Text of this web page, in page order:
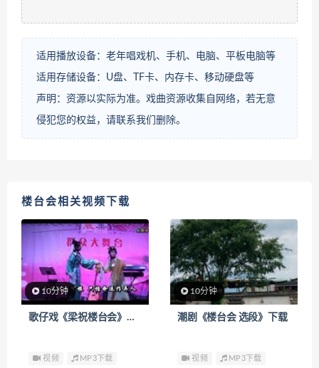
适用播放设备：老年唱戏机、手机、电脑、平板电脑等
适用存储设备：U盘、TF卡、内存卡、移动硬盘等
声明：资源以实际为准。戏曲资源收集自网络，若无意
侵犯您的权益，请联系我们删除。
楼台会相关视频下载
10分钟
歌仔戏《梁祝楼台会》下载
视频 MP3下载
10分钟
潮剧《楼台会 选段》下载
视频 MP3下载